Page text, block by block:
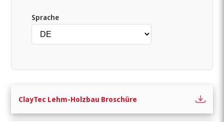
Sprache
ClayTec Lehm-Holzbau Broschüre